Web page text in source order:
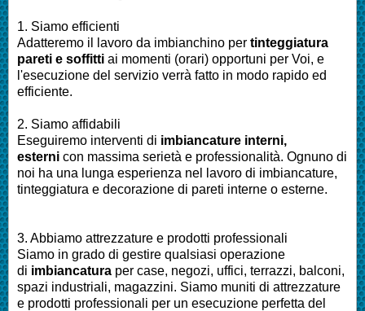
1. Siamo efficienti
Adatteremo il lavoro da imbianchino per tinteggiatura
pareti e soffitti ai momenti (orari) opportuni per Voi, e
l'esecuzione del servizio verrà fatto in modo rapido ed
efficiente.
2. Siamo affidabili
Eseguiremo interventi di imbiancature interni,
esterni con massima serietà e professionalità. Ognuno di
noi ha una lunga esperienza nel lavoro di imbiancature,
tinteggiatura e decorazione di pareti interne o esterne.
3. Abbiamo attrezzature e prodotti professionali
Siamo in grado di gestire qualsiasi operazione
di imbiancatura per case, negozi, uffici, terrazzi, balconi,
spazi industriali, magazzini. Siamo muniti di attrezzature
e prodotti professionali per un esecuzione perfetta del